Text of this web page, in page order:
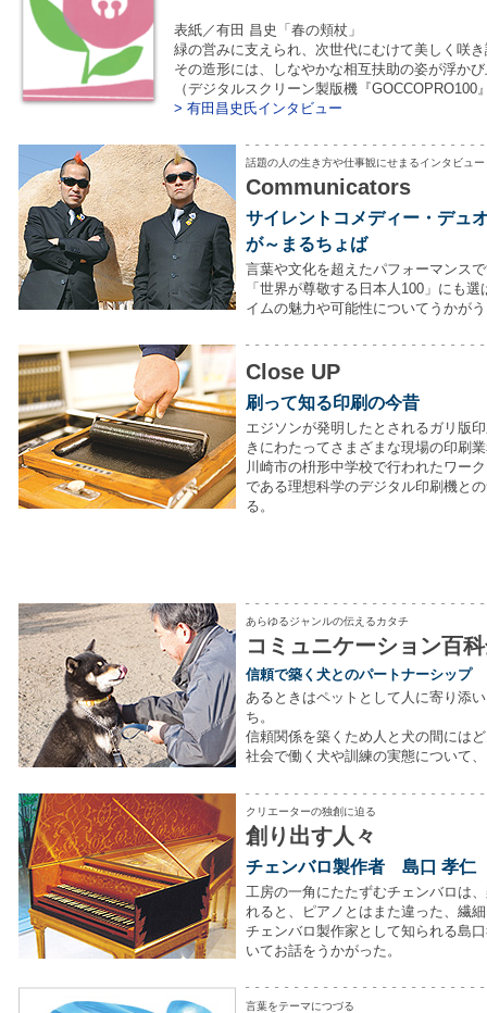
表紙／有田 昌史「春の頬杖」
緑の営みに支えられ、次世代にむけて美しく咲
その造形には、しなやかな相互扶助の姿が浮か
（デジタルスクリーン製版機『GOCCOPRO100
> 有田昌史氏インタビュー
話題の人の生き方や仕事観にせまるインタビュー
Communicators
サイレントコメディー・デュ
が～まるちょば
言葉や文化を超えたパフォーマンス
「世界が尊敬する日本人100」にも
イムの魅力や可能性についてうかが
Close UP
刷って知る印刷の今昔
エジソンが発明したとされるガリ版
きにわたってさまざまな現場の印刷
川崎市の枡形中学校で行われたワー
である理想科学のデジタル印刷機と
る。
あらゆるジャンルの伝えるカタチ
コミュニケーション百
信頼で築く犬とのパートナーシップ
あるときはペットとして人に寄り添
ち。
信頼関係を築くため人と犬の間には
社会で働く犬や訓練の実態について
クリエーターの独創に迫る
創り出す人々
チェンバロ製作者 島口 孝仁
工房の一角にたたずむチェンバロは
れると、ピアノとはまた違った、繊
チェンバロ製作家として知られる島
いてお話をうかがった。
言葉をテーマにつづる